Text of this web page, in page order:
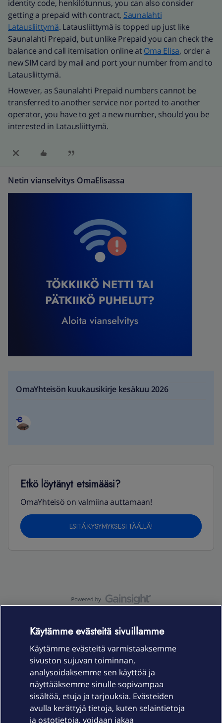
identity code, henkilötunnus, you can also consider
getting a prepaid with contract, Saunalahti
Latausliittymä. Latausliittymä is topped up just like
Saunalahti Prepaid, but unlike Prepaid you can check the
balance and call itemisation online atOma Elisa, order a
new SIM card by mail and port your number from and to
Latausliittymä.
However, as Saunalahti Prepaid numbers cannot be
transferred to another service nor ported to another
operator, you have to get a new number, should you be
interested in Latausliittymä.
Netin vianselvitys OmaElisassa
OmaYhteisön kuukausikirje kesäkuu 2026
Etkö löytänyt etsimääsi?
OmaYhteisö on valmiina auttamaan!
ESITÄ KYSYMYKSESI TÄÄLLÄ!
Laitteet & liittymät
Palvelut
Käytämme evästeitä sivuillamme
Käytämme evästeitä varmistaaksemme
sivuston sujuvan toiminnan,
analysoidaksemme sen käyttöä ja
näyttääksemme sinulle sopivampaa
sisältöä, etuja ja tarjouksia. Evästeiden
avulla kerättyjä tietoja, kuten selaintietoja
ja ostotietoja, voidaan jakaa